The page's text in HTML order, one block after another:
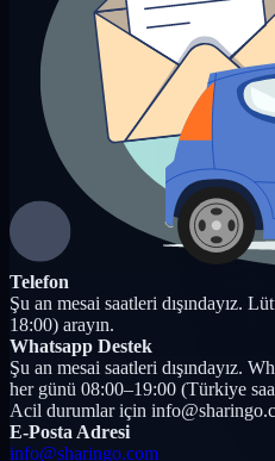
Telefon
Şu an mesai saatleri dışındayız.
18:00) arayın.
Whatsapp Destek
Şu an mesai saatleri dışındayız.
her günü 08:00–19:00 (Türkiye
Acil durumlar için
E-Posta Adresi
info@sharingo.com